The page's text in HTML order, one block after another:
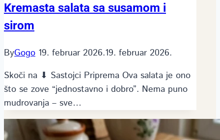
Kremasta salata sa susamom i
sirom
ByGogo 19. februar 2026.19. februar 2026.
Skoči na ⬇ Sastojci Priprema Ova salata je ono
što se zove “jednostavno i dobro”. Nema puno
mudrovanja – sve…